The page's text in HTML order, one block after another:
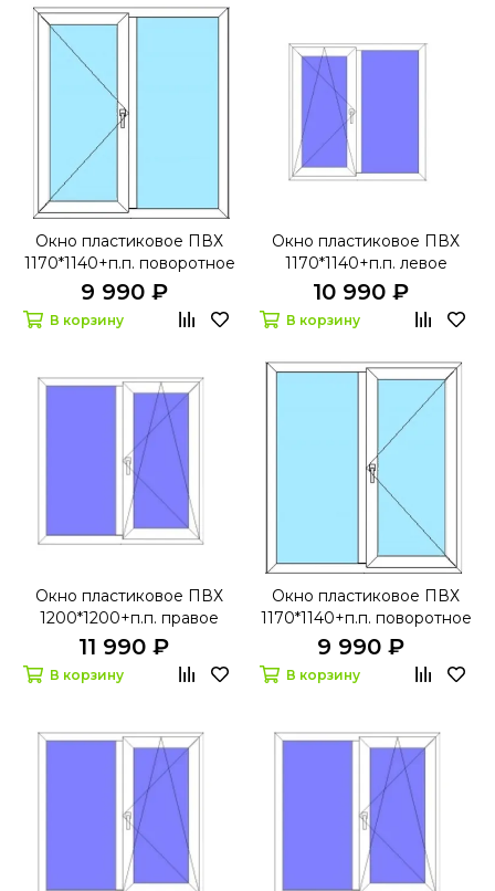
Окно пластиковое ПВХ
1170*1140+п.п. поворотное
левое БрусБокс 60
9 990 ₽
В корзину
Окно пластиковое ПВХ
1170*1140+п.п. левое
поворотно-откидное
БрусБокс 60 с
микропроветриванием
10 990 ₽
В корзину
Окно пластиковое ПВХ
1200*1200+п.п. правое
поворотно-откидное
БрусБокс 70 с
микропроветриванием
11 990 ₽
В корзину
Окно пластиковое ПВХ
1170*1140+п.п. поворотное
правое БрусБокс 60
9 990 ₽
В корзину